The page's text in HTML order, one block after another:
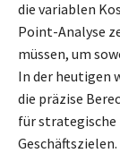
die variablen
Point-Analyse
müssen, um
In der heutigen
die präzise
für strategische
Geschäftszielen.